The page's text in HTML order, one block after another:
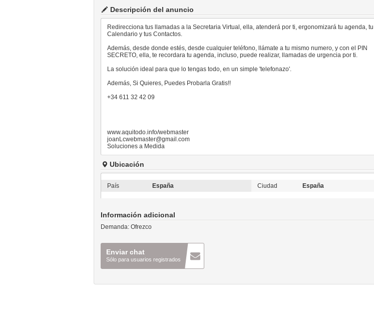
Descripción del anuncio
Redirecciona tus llamadas a la Secretaria Virtual, ella, atenderá por ti, ergonomizará tu agenda, tu
Calendario y tus Contactos.
Además, desde donde estés, desde cualquier teléfono, llámate a tu mismo numero, y con el PIN
SECRETO, ella, te recordara tu agenda, incluso, puede realizar, llamadas de urgencia por ti.
La solución ideal para que lo tengas todo, en un simple 'telefonazo'.
Además, Si Quieres, Puedes Probarla Gratis!!
+34 611 32 42 09
www.aquitodo.info/webmaster
joanLcwebmaster@gmail.com
Soluciones a Medida
Ubicación
País España Ciudad España
Información adicional
Demanda:Ofrezco
Enviar chat
Sólo para usuarios registrados